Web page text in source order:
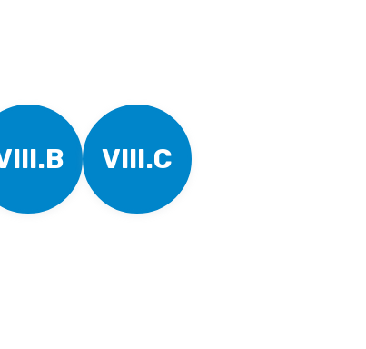
VIII.C